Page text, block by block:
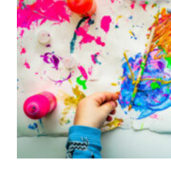
en
para
mejorar
el
y
el